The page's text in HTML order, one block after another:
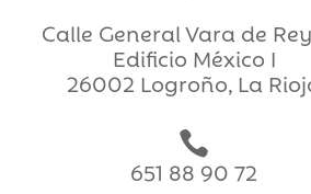
Calle General Vara de
Edificio México I
26002 Logroño, La

651 88 90 72